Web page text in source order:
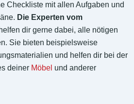
Checkliste mit allen Aufgaben und
Die Experten vom
helfen dir gerne dabei, alle nötigen
Sie bieten beispielsweise
und helfen dir bei der
deiner Möbel und anderer